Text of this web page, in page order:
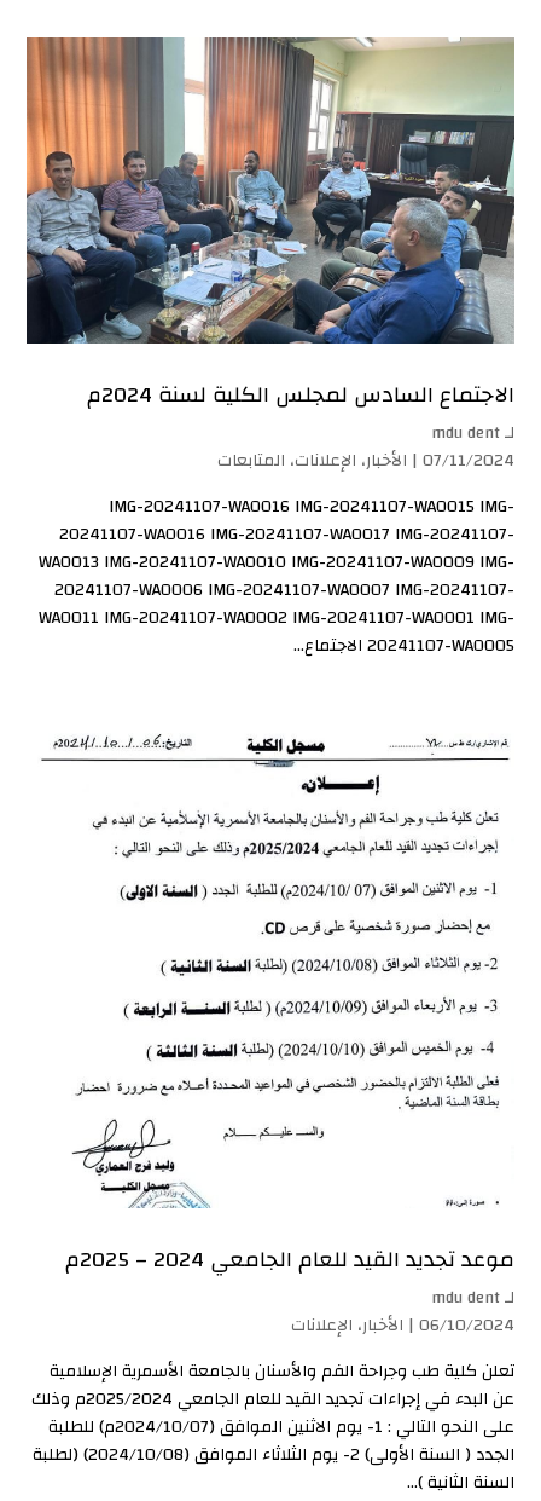
الاجتماع السادس لمجلس الكلية لسنة 2024م
لـmdu dent
07/11/2024 | الأخبار، الإعلانات، المتابعات
IMG-20241107-WA0016 IMG-20241107-WA0015 IMG-
20241107-WA0016 IMG-20241107-WA0017 IMG-20241107-
WA0013 IMG-20241107-WA0010 IMG-20241107-WA0009 IMG-
20241107-WA0006 IMG-20241107-WA0007 IMG-20241107-
WA0011 IMG-20241107-WA0002 IMG-20241107-WA0001 IMG-
20241107-WA0005 الاجتماع...
موعد تجديد القيد للعام الجامعي 2024 – 2025م
لـmdu dent
06/10/2024 | الأخبار، الإعلانات
تعلن كلية طب وجراحة الفم والأسنان بالجامعة الأسمرية الإسلامية
عن البدء في إجراءات تجديد القيد للعام الجامعي 2025/2024م وذلك
على النحو التالي : 1- يوم الاثنين الموافق (2024/10/07م) للطلبة
الجدد ( السنة الأولى) 2- يوم الثلاثاء الموافق (2024/10/08) (لطلبة
السنة الثانية )...